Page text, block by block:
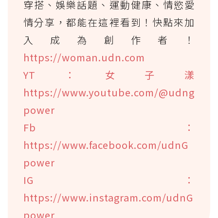
穿搭、娛樂話題、運動健康、情慾愛
情分享，都能在這裡看到！快點來加
入成為創作者！
https://woman.udn.com
YT：女子漾
https://www.youtube.com/@udng
power
Fb：
https://www.facebook.com/udnG
power
IG：
https://www.instagram.com/udnG
power